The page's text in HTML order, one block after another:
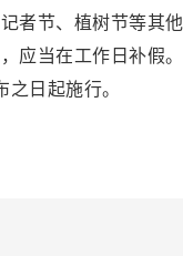
记者节、植树节
当在工作日补假
日起施行。